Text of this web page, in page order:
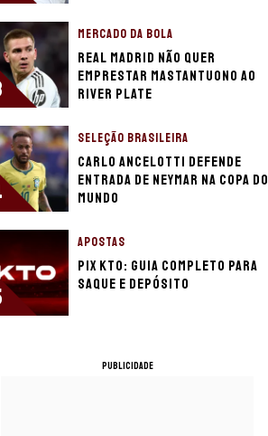
MERCADO DA BOLA
Real Madrid não quer
emprestar Mastantuono ao
River Plate
SELEÇÃO BRASILEIRA
Carlo Ancelotti defende
entrada de Neymar na Copa do
Mundo
APOSTAS
Pix KTO: guia completo para
saque e depósito
PUBLICIDADE